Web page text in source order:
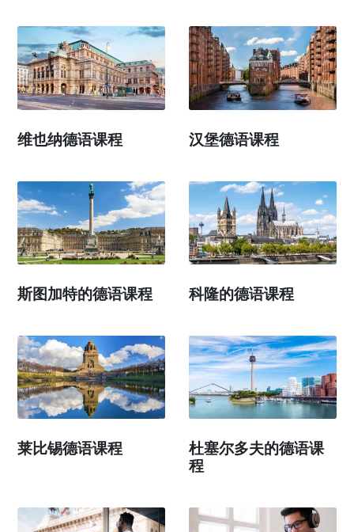
维也纳德语课程 汉堡德语课程
斯图加特的德语课程 科隆的德语课程
莱比锡德语课程
杜塞尔多夫的德语课
程